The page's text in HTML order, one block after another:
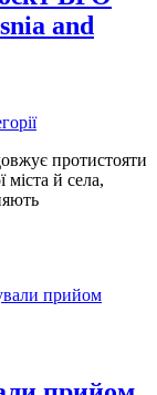
and
протистояти
міста й села,